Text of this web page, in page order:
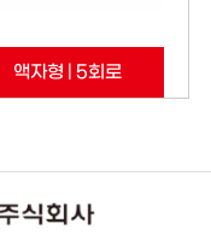
액자형 | 5회로